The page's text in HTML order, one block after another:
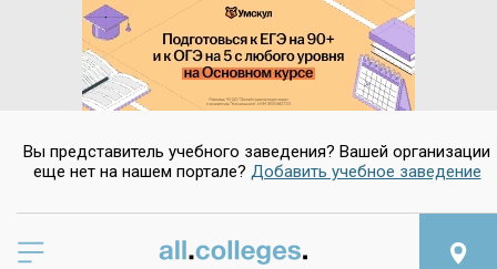
Вы представитель учебного заведения? Вашей организации
еще нет на нашем портале? Добавить учебное заведение